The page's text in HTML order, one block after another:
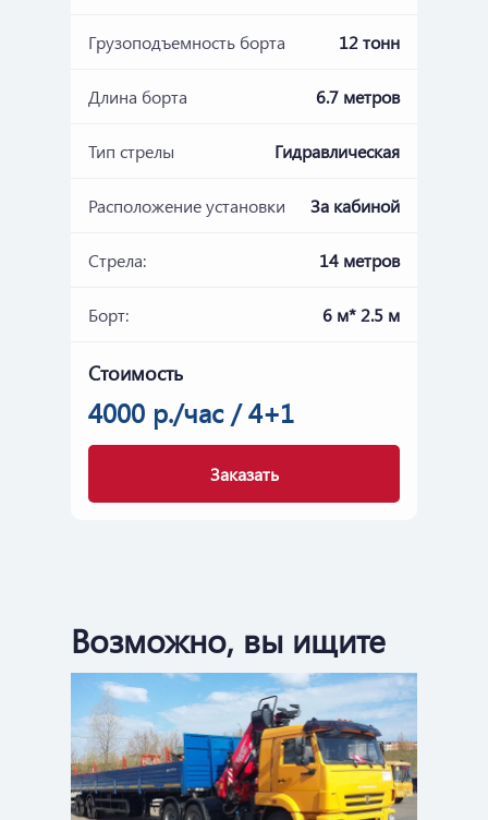
Грузоподъемность борта 12 тонн
Длина борта 6.7 метров
Тип стрелы Гидравлическая
Расположение установки За кабиной
Стрела: 14 метров
Борт: 6 м* 2.5 м
Стоимость
4000 р./час / 4+1
Заказать
Возможно, вы ищите